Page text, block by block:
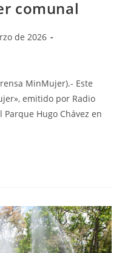
comunal
de 2026
MinMujer).- Este
emitido por Radio
Hugo Chávez en